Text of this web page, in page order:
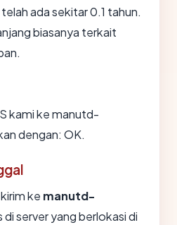
ada sekitar 0.1 tahun.
biasanya terkait
kami ke manutd-
dengan: OK.
ke manutd-
di server yang berlokasi di